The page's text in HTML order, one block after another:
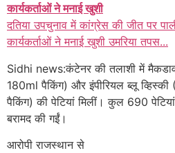
कार्यकर्ताओं ने मनाई खुशी
दतिया उपचुनाव में कांग्रेस की जीत पर
कार्यकर्ताओं ने मनाई खुशी उमरिया तपस...
Sidhi news:कंटेनर की तलाशी में
180ml पैकिंग) और इंपीरियल ब्लू
पैकिंग) की पेटियां मिलीं। कुल 690
बरामद की गईं।
आरोपी राजस्थान से